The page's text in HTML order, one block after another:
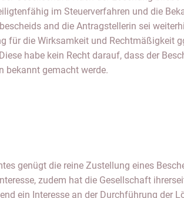
bekannt gemacht werde.
genügt die reine Zustellung eines
zudem hat die Gesellschaft
ein Interesse an der Durchführung der